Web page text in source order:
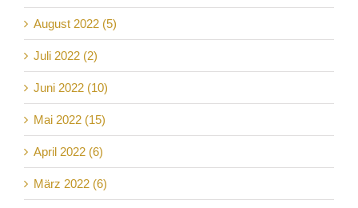
August 2022 (5)
Juli 2022 (2)
Juni 2022 (10)
Mai 2022 (15)
April 2022 (6)
März 2022 (6)